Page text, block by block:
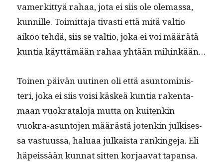
vamerkit­tyä rahaa, jota ei siis ole ole­mas­sa,
kun­nille. Toimit­ta­ja tivasti että mitä val­tio
aikoo tehdä, siis se val­tio, joka ei voi määrätä
kun­tia käyt­tämään rahaa yhtään mihinkään…
Toinen päivän uuti­nen oli että asun­to­min­is­
teri, joka ei siis voisi käskeä kun­tia rak­en­ta­
maan vuokrat­alo­ja mut­ta on kuitenkin
vuokra-asun­to­jen määrästä jotenkin julkises­
sa vas­tu­us­sa, halu­aa julka­ista rankinge­ja. Eli
häpeis­sään kun­nat sit­ten kor­jaa­vat tapansa.